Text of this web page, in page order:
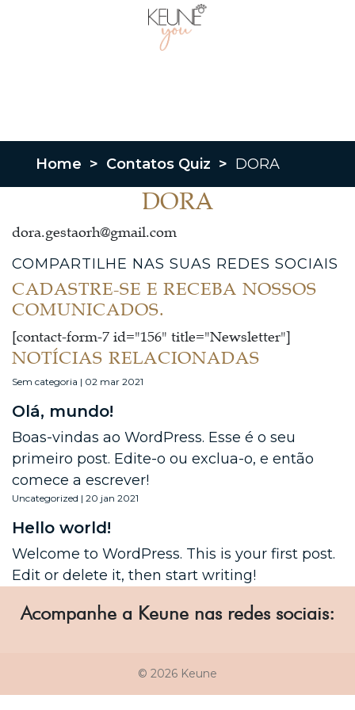
Home > Contatos Quiz > DORA
DORA
dora.gestaorh@gmail.com
COMPARTILHE NAS SUAS REDES SOCIAIS
CADASTRE-SE E RECEBA NOSSOS
COMUNICADOS.
[contact-form-7 id="156" title="Newsletter"]
NOTÍCIAS RELACIONADAS
Sem categoria | 02 mar 2021
Olá, mundo!
Boas-vindas ao WordPress. Esse é o seu
primeiro post. Edite-o ou exclua-o, e então
comece a escrever!
Uncategorized | 20 jan 2021
Hello world!
Welcome to WordPress. This is your first post.
Edit or delete it, then start writing!
Acompanhe a Keune nas redes sociais:
© 2026 Keune